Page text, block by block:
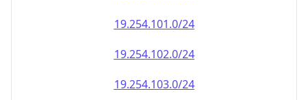
19.254.101.0/24
19.254.102.0/24
19.254.103.0/24